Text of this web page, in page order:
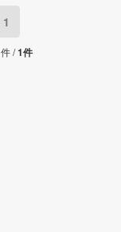
1
/1件